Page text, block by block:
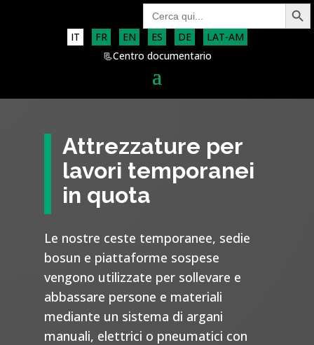
Search
for:
Search Button
IT FR EN ES DE
LAT-AM
📃Centro documentario
Attrezzature per
lavori temporanei
in quota
Le nostre ceste temporanee, sedie
bosun e piattaforme sospese
vengono utilizzate per sollevare e
abbassare persone e materiali
mediante un sistema di argani
manuali, elettrici o pneumatici con